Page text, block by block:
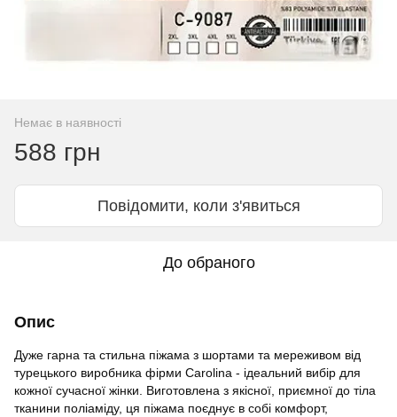
Немає в наявності
588 грн
Повідомити, коли з'явиться
До обраного
Опис
Дуже гарна та стильна піжама з шортами та мереживом від
турецького виробника фірми Carolina - ідеальний вибір для
кожної сучасної жінки. Виготовлена з якісної, приємної до тіла
тканини поліаміду, ця піжама поєднує в собі комфорт,